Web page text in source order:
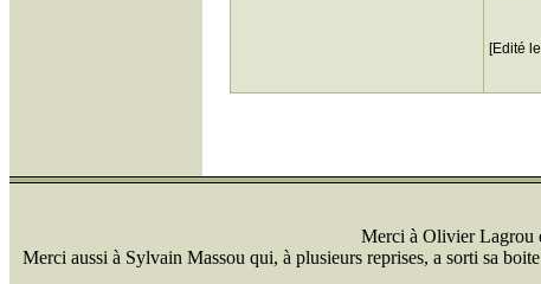
[Edité
Merci à Olivier Lagrou
Merci aussi à Sylvain Massou qui, à plusieurs reprises, a sorti sa